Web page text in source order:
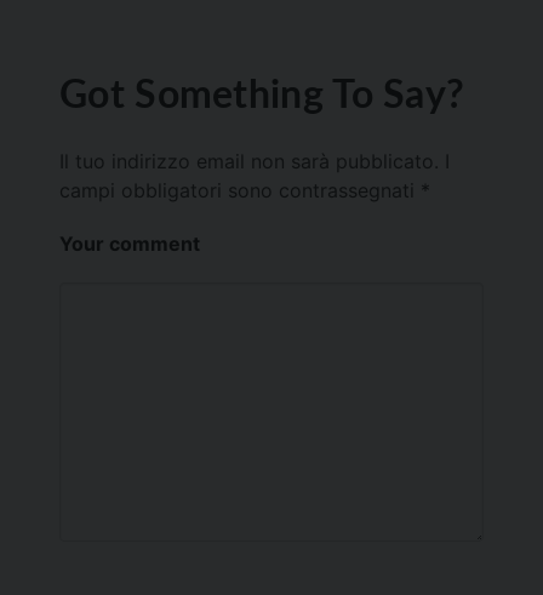
Got Something To Say?
Il tuo indirizzo email non sarà pubblicato.
campi obbligatori sono contrassegnati *
Your comment